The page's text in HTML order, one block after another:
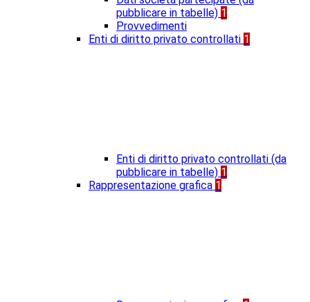
pubblicare in tabelle) 1
Provvedimenti
Enti di diritto privato controllati 1
Enti di diritto privato controllati (da
pubblicare in tabelle) 1
Rappresentazione grafica 1